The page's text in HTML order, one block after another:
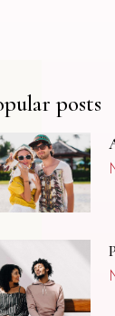
posts